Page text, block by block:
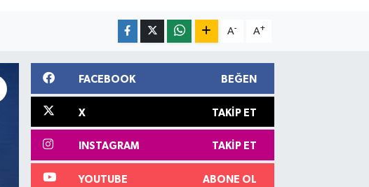
A- A+
FACEBOOK BEĞEN
X TAKIP ET
INSTAGRAM TAKIP ET
YOUTUBE ABONE OL